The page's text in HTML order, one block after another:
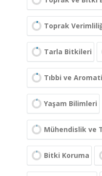
Toprak
Tarla Bitkileri
Tıbbi ve
Yaşam Bilimleri
Mühendislik ve
Bitki Koruma